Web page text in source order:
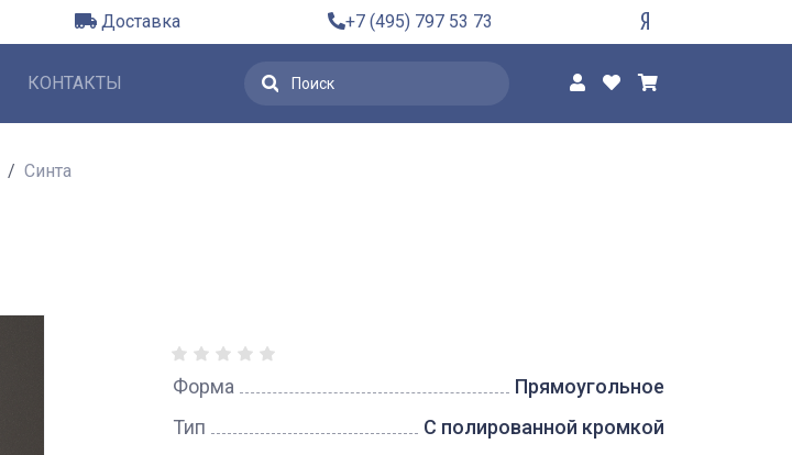
Доставка +7 (495) 797 53 73
КОНТАКТЫ
Синта
Форма
Прямоугольное
Тип
С полированной кромкой